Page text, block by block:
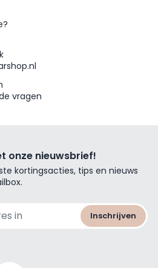
vragen
onze nieuwsbrief!
kortingsacties, tips en nieuws
Inschrijven